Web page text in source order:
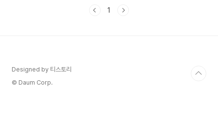
아쉽게도 동절기에는 운영을 안 하고 2월 17일부터 예약을 해서 3월부터 운영
1
Designed by 티스토리
© Daum Corp.